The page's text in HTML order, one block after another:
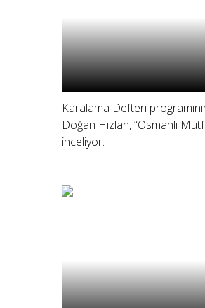
Karalama Defteri
Doğan Hızlan, “Osmanlı
inceliyor.